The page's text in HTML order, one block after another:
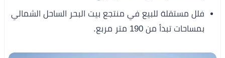
فلل مستقلة للبيع في منتجع بيت البحر الساحل الشمالي
بمساحات تبدأ من 190 متر مربع.